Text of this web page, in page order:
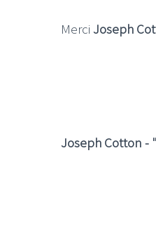
Merci Joseph
Joseph Cotton - "